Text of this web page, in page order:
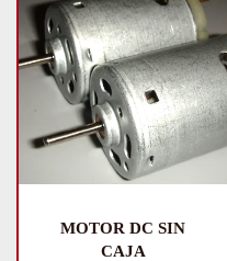
MOTOR DC SIN
CAJA